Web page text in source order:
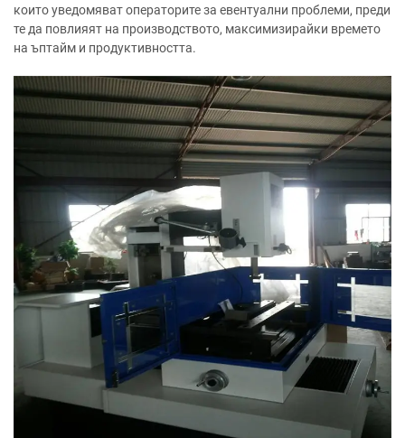
които уведомяват операторите за евентуални проблеми, преди
те да повлияят на производството, максимизирайки времето
на ъптайм и продуктивността.